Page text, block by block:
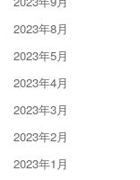
2023年8月
2023年5月
2023年4月
2023年3月
2023年2月
2023年1月